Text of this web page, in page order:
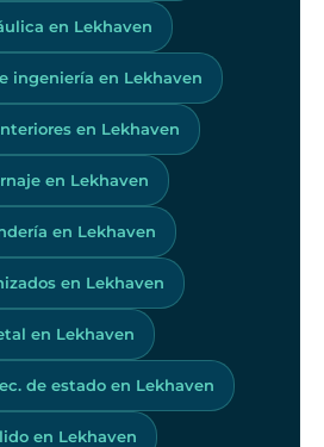
en Lekhaven
ingeniería en Lekhaven
en Lekhaven
en Lekhaven
en Lekhaven
en Lekhaven
en Lekhaven
de estado en Lekhaven
en Lekhaven